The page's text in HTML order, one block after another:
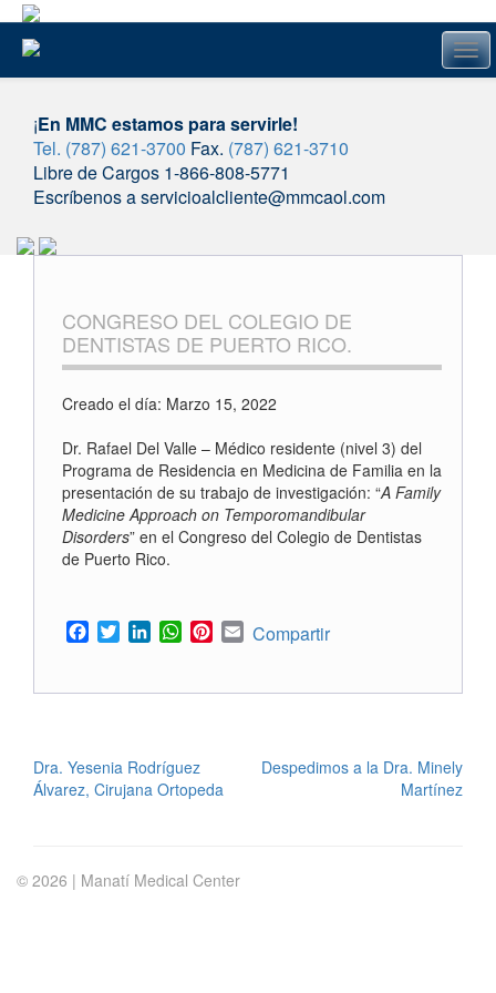
¡En MMC estamos para servirle!
Tel. (787) 621-3700 Fax. (787) 621-3710
Libre de Cargos 1-866-808-5771
Escríbenos a servicioalcliente@mmcaol.com
CONGRESO DEL COLEGIO DE
DENTISTAS DE PUERTO RICO.
Creado el día: Marzo 15, 2022
Dr. Rafael Del Valle – Médico residente (nivel 3) del
Programa de Residencia en Medicina de Familia en la
presentación de su trabajo de investigación: “A Family
Medicine Approach on Temporomandibular
Disorders” en el Congreso del Colegio de Dentistas
de Puerto Rico.
Facebook
TwitterLinkedInWhatsApp
Pinterest
Email
Compartir
POST
NAVIGATION
Dra. Yesenia Rodríguez
Álvarez, Cirujana Ortopeda
Despedimos a la Dra. Minely
Martínez
© 2026 | Manatí Medical Center